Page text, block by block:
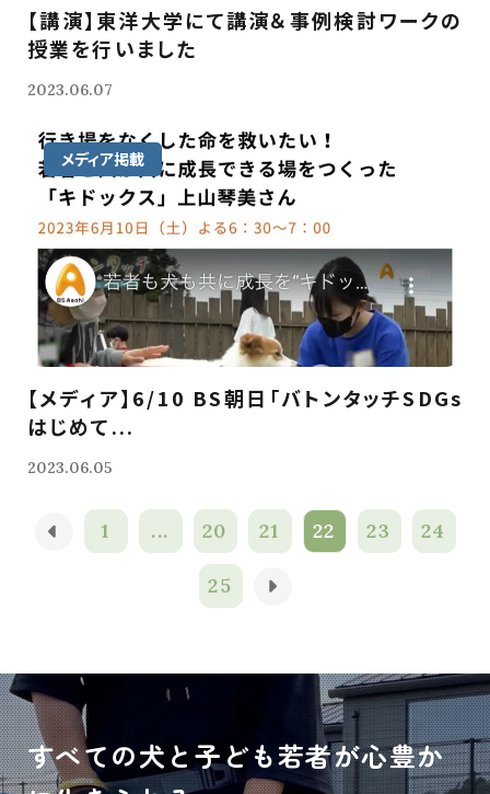
【講演】東洋大学にて講演＆事例検討ワークの
授業を行いました
2023.06.07
メディア掲載
【メディア】6/10 BS朝日「バトンタッチSDGs
はじめて...
2023.06.05
1 ... 20 21 22 23 24
25
すべての犬と子ども若者が心豊か